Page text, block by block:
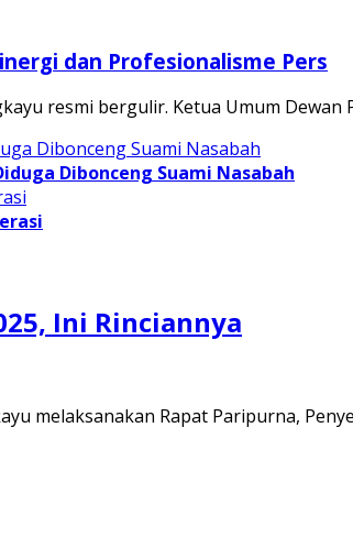
dan Profesionalisme Pers
resmi bergulir. Ketua Umum Dewan
Dibonceng Suami Nasabah
Ini Rinciannya
melaksanakan Rapat Paripurna,